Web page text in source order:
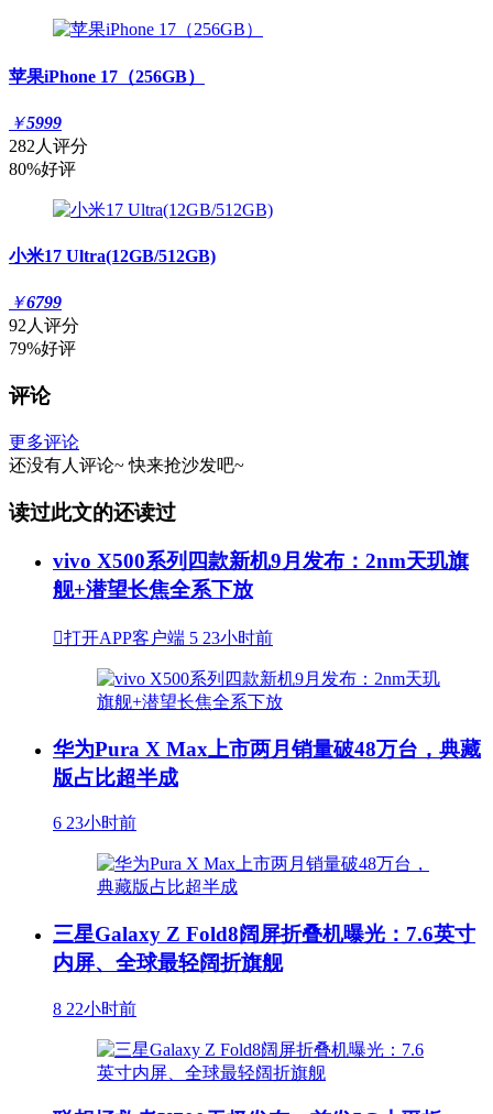
苹果iPhone 17（256GB）
￥5999
282人评分
80%好评
小米17 Ultra(12GB/512GB)
￥6799
92人评分
79%好评
评论
更多评论
还没有人评论~ 快来抢沙发吧~
读过此文的还读过
vivo X500系列四款新机9月发布：2nm天玑旗
舰+潜望长焦全系下放
打开APP客户端 5 23小时前
华为Pura X Max上市两月销量破48万台，典藏
版占比超半成
6 23小时前
三星Galaxy Z Fold8阔屏折叠机曝光：7.6英寸
内屏、全球最轻阔折旗舰
8 22小时前